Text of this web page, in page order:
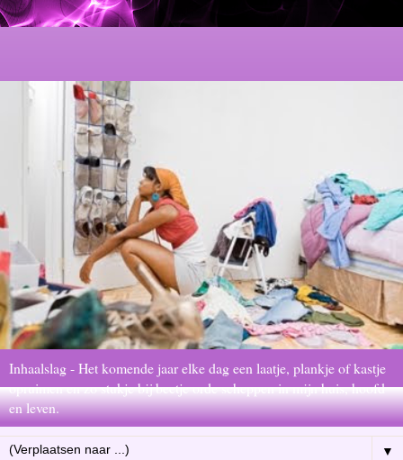
Inhaalslag - Het komende jaar elke dag een laatje, plankje of kastje
opruimen en zo stukje bij beetje orde scheppen in mijn huis, hoofd
en leven.
▼